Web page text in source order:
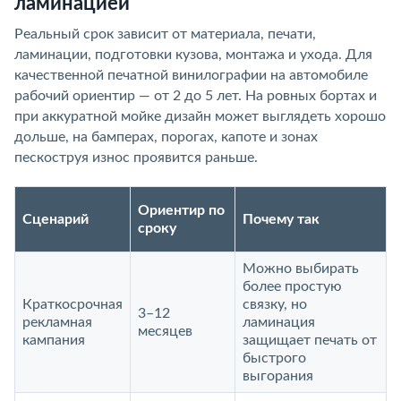
Реальный срок зависит от материала, печати,
ламинации, подготовки кузова, монтажа и ухода. Для
качественной печатной винилографии на автомобиле
рабочий ориентир — от 2 до 5 лет. На ровных бортах и
при аккуратной мойке дизайн может выглядеть хорошо
дольше, на бамперах, порогах, капоте и зонах
пескоструя износ проявится раньше.
Сценарий
Ориентир по
сроку
Почему так
Краткосрочная
рекламная
кампания
3–12
месяцев
Можно выбирать
более простую
связку, но
ламинация
защищает печать от
быстрого
выгорания